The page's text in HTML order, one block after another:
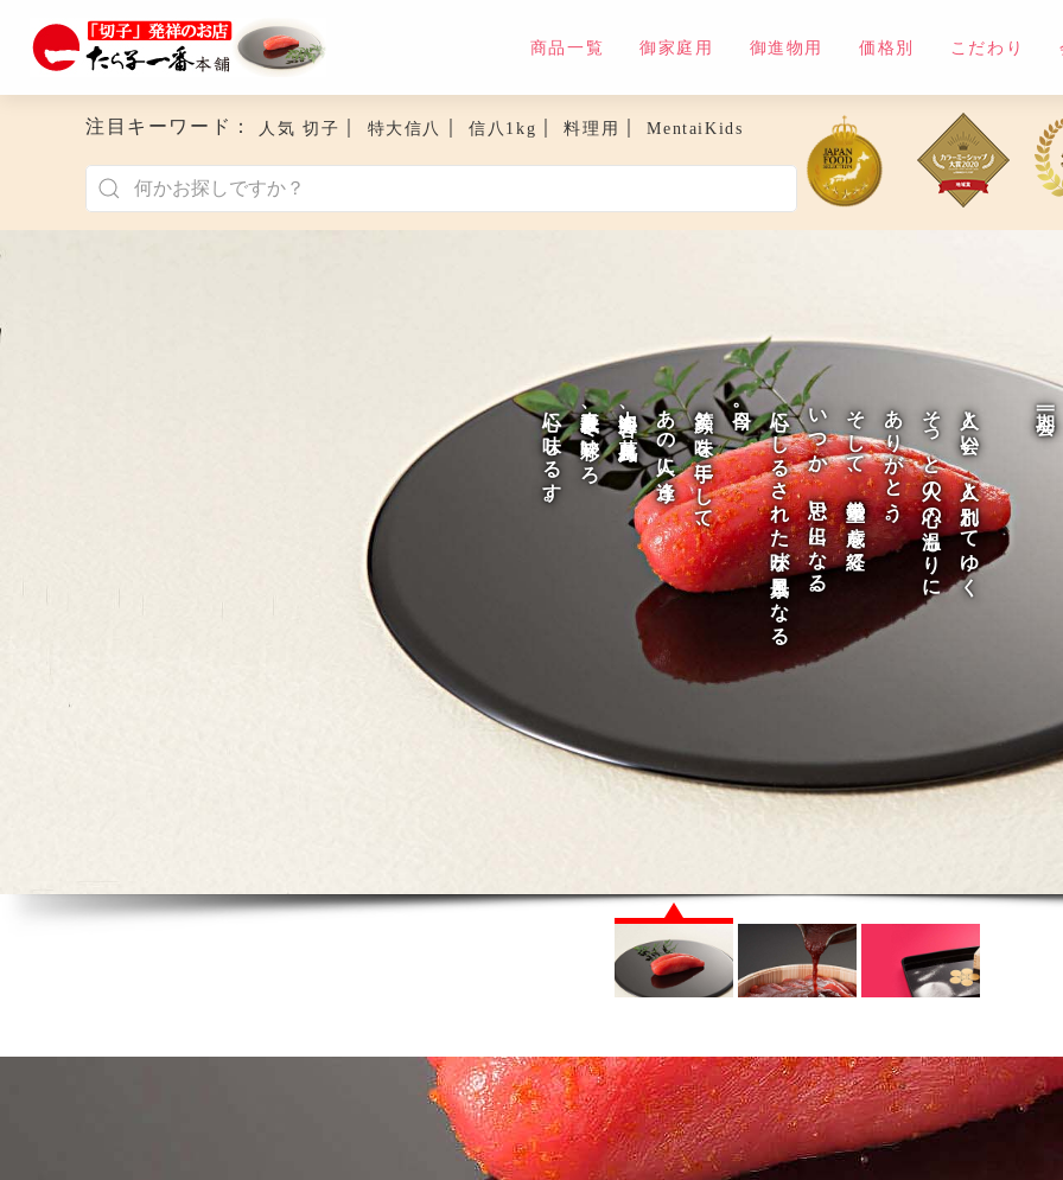
商品一覧 御家庭用 御進物用 価格別 こだわり
注目キーワード： 人気 切子 特大信八 ｜信八1kg ｜料理用 ｜MentaiKids
人と会い、人と別れてゆく
そっと人の心の温もりに
ありがとう。
そして、幾重の歳を経て
いつか、思い出になる。
心にしるされた味が風景となる
今日。
笑顔と味を手にして、
あの人に逢う。
山姿海容、花鳥風月、
春夏秋冬、味彩いろ
心に味しるす。